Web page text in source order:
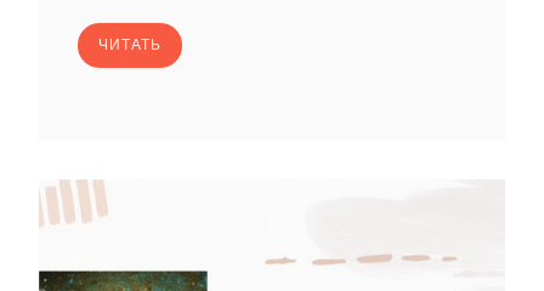
ЧИТАТЬ